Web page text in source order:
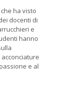
ha visto
docenti di
e
hanno
e al